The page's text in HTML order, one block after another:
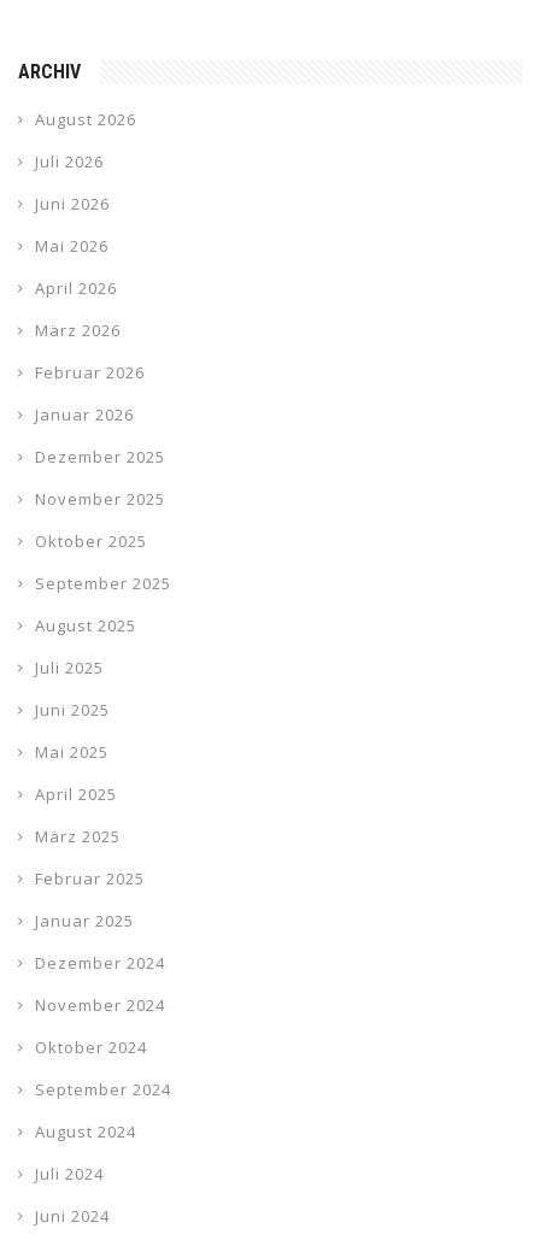
ARCHIV
August 2026
Juli 2026
Juni 2026
Mai 2026
April 2026
März 2026
Februar 2026
Januar 2026
Dezember 2025
November 2025
Oktober 2025
September 2025
August 2025
Juli 2025
Juni 2025
Mai 2025
April 2025
März 2025
Februar 2025
Januar 2025
Dezember 2024
November 2024
Oktober 2024
September 2024
August 2024
Juli 2024
Juni 2024